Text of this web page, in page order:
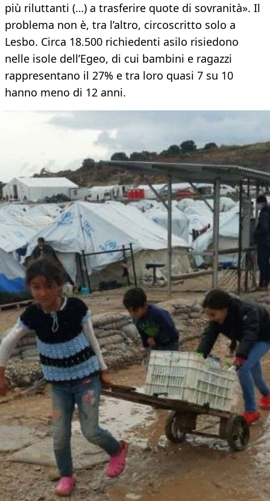
più riluttanti (…) a trasferire quote di sovranità». Il
problema non è, tra l’altro, circoscritto solo a
Lesbo. Circa 18.500 richiedenti asilo risiedono
nelle isole dell’Egeo, di cui bambini e ragazzi
rappresentano il 27% e tra loro quasi 7 su 10
hanno meno di 12 anni.